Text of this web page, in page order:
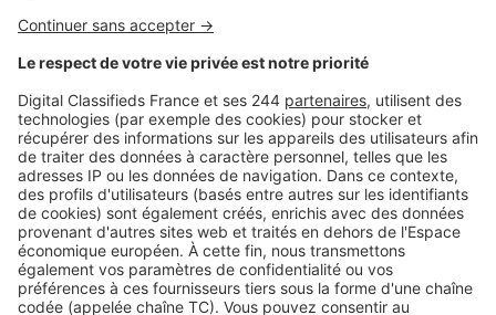
Logic-Immo c’est aussi …
Retrouvez-nous sur …
A propos